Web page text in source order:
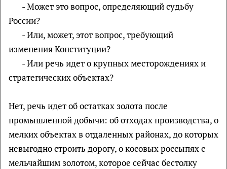
- Может это вопрос, определяющий судьбу
России?
- Или, может, этот вопрос, требующий
изменения Конституции?
- Или речь идет о крупных месторождениях и
стратегических объектах?
Нет, речь идет об остатках золота после
промышленной добычи: об отходах производства, о
мелких объектах в отдаленных районах, до которых
невыгодно строить дорогу, о косовых россыпях с
мельчайшим золотом, которое сейчас бестолку